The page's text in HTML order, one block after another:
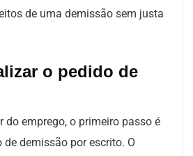
de uma demissão sem justa
o pedido de
do emprego, o primeiro passo é
demissão por escrito. O